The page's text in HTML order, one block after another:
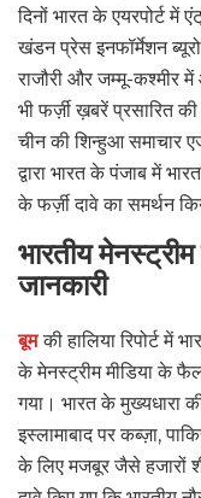
दिनों भारत के एयरपोर्ट में
खंडन प्रेस इनफॉर्मेशन
राजौरी और जम्मू-कश्मीर में
भी फर्ज़ी ख़बरें प्रसारित
चीन की शिन्हुआ समाचार
द्वारा भारत के पंजाब में
के फर्ज़ी दावे का समर्थन
भारतीय मेनस्ट्रीम
जानकारी
बूमकी हालिया रिपोर्ट में
के मेनस्ट्रीम मीडिया के
गया। भारत के मुख्यधारा
इस्लामाबाद पर कब्ज़ा,
के लिए मजबूर जैसे हजारों